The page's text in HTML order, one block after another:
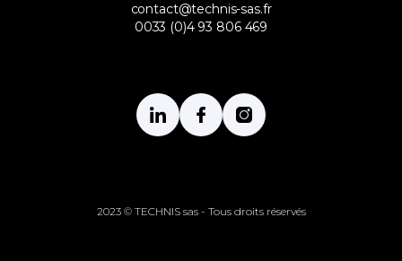
contact@technis-sas.fr
0033 (0)4 93 806 469
2023 © TECHNIS sas - Tous droits réservés